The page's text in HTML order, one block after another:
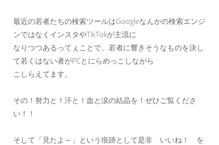
最近の若者たちの検索ツールはGoogleなんかの検索エンジ
ンではなくインスタやTikTokが主流に
なりつつあるってぇことで、若者に響きそうなものを決し
て若くはない者がPCとにらめっこしながら
こしらえてます。
その！努力と！汗と！血と涙の結晶を！ぜひご覧くださ
い！！
そして「見たよ～」という痕跡として是非 いいね！ を